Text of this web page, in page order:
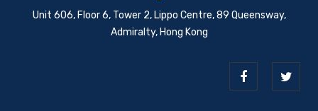
Unit 606, Floor 6, Tower 2, Lippo Centre, 89 Queensway,
Admiralty, Hong Kong